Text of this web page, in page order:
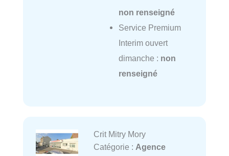
non renseigné
Service Premium
Interim ouvert
dimanche : non
renseigné
Crit Mitry Mory
Catégorie : Agence